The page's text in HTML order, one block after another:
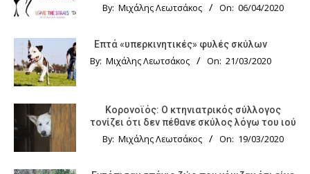
By: Μιχάλης Λεωτσάκος On: 06/04/2020
Επτά «υπερκινητικές» φυλές σκύλων
By: Μιχάλης Λεωτσάκος On: 21/03/2020
Κορονοϊός: Ο κτηνιατρικός σύλλογος
τονίζει ότι δεν πέθανε σκύλος λόγω του ιού
By: Μιχάλης Λεωτσάκος On: 19/03/2020